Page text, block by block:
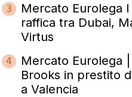
3
Mercato Eurolega l
raffica tra Dubai,
Virtus
4
Mercato Eurolega
Brooks in prestito
a Valencia